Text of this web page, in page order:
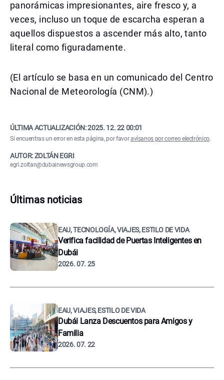
panorámicas impresionantes, aire fresco y, a
veces, incluso un toque de escarcha esperan a
aquellos dispuestos a ascender más alto, tanto
literal como figuradamente.
(El artículo se basa en un comunicado del Centro
Nacional de Meteorología (CNM).)
ÚLTIMA ACTUALIZACIÓN:2025. 12. 22 00:01
Si encuentras un error en esta página, por favoravísanos por correo electrónico.
AUTOR: ZOLTÁN EGRI
egri.zoltan@dubainewsgroup.com
Últimas noticias
EAU, TECNOLOGÍA, VIAJES, ESTILO DE VIDA
Verifica facilidad de Puertas Inteligentes en
Dubái
2026. 07. 25
EAU, VIAJES, ESTILO DE VIDA
Dubái Lanza Descuentos para Amigos y
Familia
2026. 07. 22